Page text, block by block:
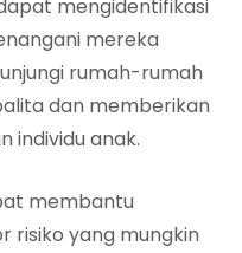
mengidentifikasi
mereka
rumah-rumah
dan memberikan
individu anak.
membantu
risiko yang mungkin